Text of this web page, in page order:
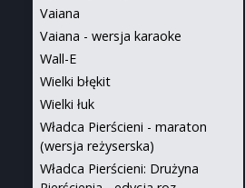
Vaiana
Vaiana - wersja karaoke
Wall-E
Wielki błękit
Wielki łuk
Władca Pierścieni - maraton
(wersja reżyserska)
Władca Pierścieni: Drużyna